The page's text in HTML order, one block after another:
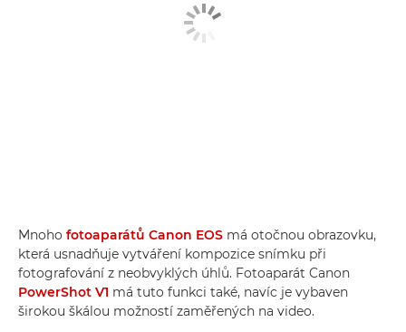
Mnoho fotoaparátů Canon EOS má otočnou obrazovku,
která usnadňuje vytváření kompozice snímku při
fotografování z neobvyklých úhlů. Fotoaparát Canon
PowerShot V1 má tuto funkci také, navíc je vybaven
širokou škálou možností zaměřených na video.